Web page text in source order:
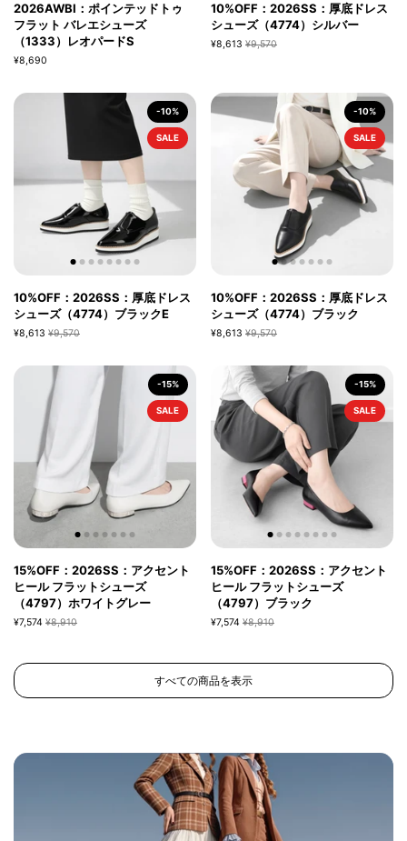
2026AWBI：ポインテッドトゥ
フラット バレエシューズ
（1333）レオパードS
¥8,690
10%OFF：2026SS：厚底ドレス
シューズ（4774）シルバー
¥8,613 ¥9,570
10%OFF：2026SS：厚底ドレス
シューズ（4774）ブラックE
¥8,613 ¥9,570
-10%
SALE
10%OFF：2026SS：厚底ドレス
シューズ（4774）ブラック
¥8,613 ¥9,570
-10%
SALE
15%OFF：2026SS：アクセント
ヒール フラットシューズ
（4797）ホワイトグレー
¥7,574 ¥8,910
-15%
SALE
15%OFF：2026SS：アクセント
ヒール フラットシューズ
（4797）ブラック
¥7,574 ¥8,910
-15%
SALE
すべての商品を表示